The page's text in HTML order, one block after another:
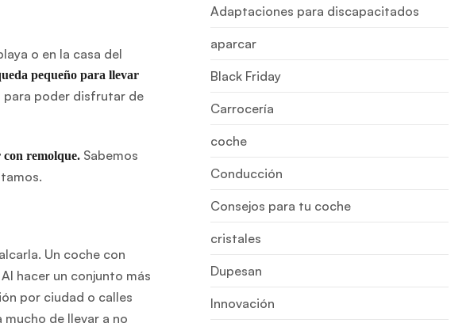
o en la casa del
pequeño para llevar
para poder disfrutar de
con remolque. Sabemos
Un coche con
Al hacer un conjunto más
por ciudad o calles
de llevar a no
Adaptaciones para discapacitados
aparcar
Black Friday
Carrocería
coche
Conducción
Consejos para tu coche
cristales
Dupesan
Innovación